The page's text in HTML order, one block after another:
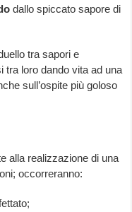
dallo spiccato sapore di
tra sapori e
loro dando vita ad una
sull’ospite più goloso
alla realizzazione di una
occorreranno: